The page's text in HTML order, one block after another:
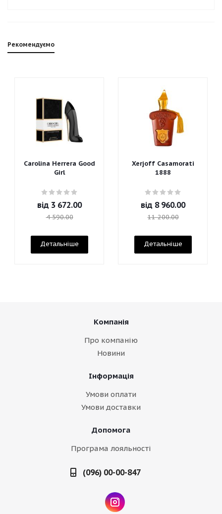
Рекомендуємо
Carolina Herrera Good
Girl
від 3 672.00
4 590.00
Детальніше
Xerjoff Casamorati
1888
від 8 960.00
11 200.00
Детальніше
Компанія
Про компанію
Новини
Інформація
Умови оплати
Умови доставки
Допомога
Програма лояльності
(096) 00-00-847